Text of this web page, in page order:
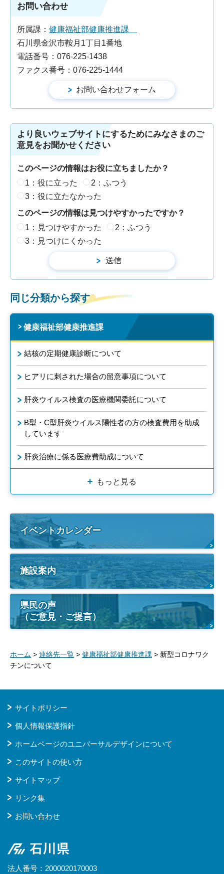
お問い合わせ
所属課： 健康福祉部健康推進課
石川県金沢市鞍月1丁目1番地
電話番号：076-225-1438
ファクス番号：076-225-1444
より良いウェブサイトにするためにみなさまのご
意見をお聞かせください
このページの情報はお役に立ちましたか？
1：役に立った
2：ふつう
3：役に立たなかった
このページの情報は見つけやすかったですか？
1：見つけやすかった
2：ふつう
3：見つけにくかった
同じ分類から探す
健康福祉部健康推進課
結核の定期健康診断について
ヒアリに刺された場合の留意事項について
肝炎ウイルス検査の医療機関委託について
B型・C型肝炎ウイルス陽性者の方の検査費用を助成
しています
肝炎治療に係る医療費助成について
もっと見る
イベントカレンダー
施設案内
県民の声
（ご意見・ご提言）
ホーム > 連絡先一覧 > 健康福祉部健康推進課 > 新型コロナワク
チンについて
サイトポリシー
個人情報保護指針
ホームページのユニバーサルデザインについて
このサイトの使い方
サイトマップ
リンク集
お問い合わせ
石川県
法人番号：2000020170003